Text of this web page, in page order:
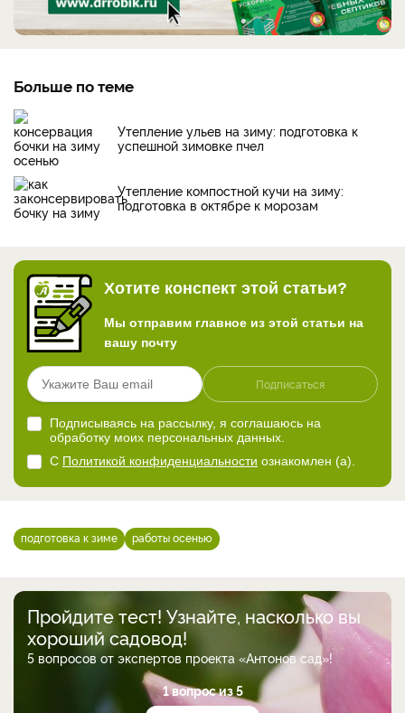
Больше по теме
Утепление ульев на зиму: подготовка к
успешной зимовке пчел
Утепление компостной кучи на зиму:
подготовка в октябре к морозам
Хотите конспект этой статьи?
Мы отправим главное из этой статьи на
вашу почту
Подписаться
Подписываясь на рассылку, я соглашаюсь на
обработку моих персональных данных.
С Политикой конфиденциальности ознакомлен (а).
подготовка к зиме работы осенью
Пройдите тест! Узнайте, насколько вы
хороший садовод!
5 вопросов от экспертов проекта «Антонов сад»!
1 вопрос из 5